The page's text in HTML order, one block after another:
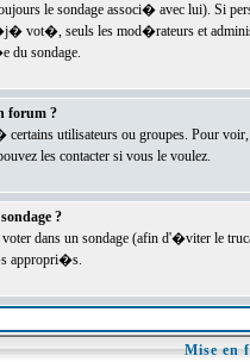
le sondage associ� avec lui). Si
vot�, seuls les mod�rateurs et
du sondage.
forum ?
utilisateurs ou groupes. Pour
les contacter si vous le voulez.
?
dans un sondage (afin d'�viter le
appropri�s.
Mise en